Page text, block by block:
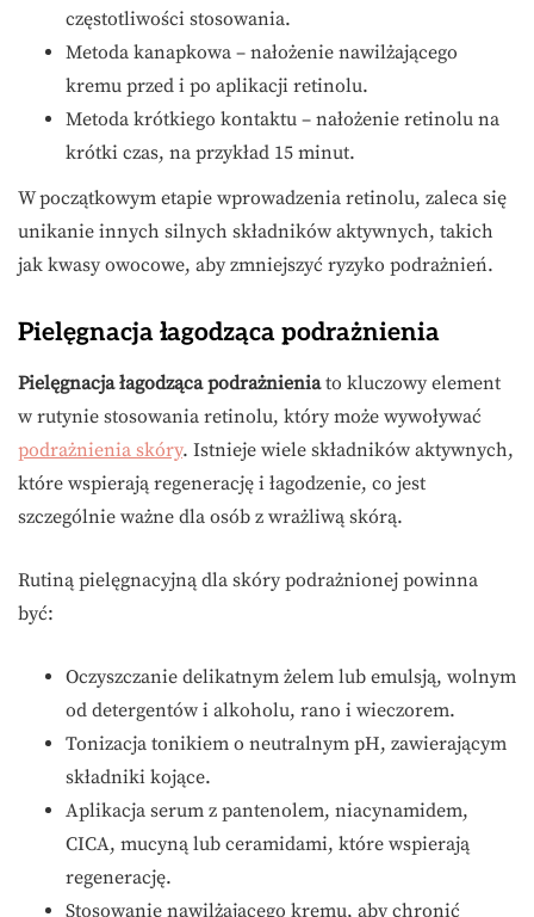
częstotliwości stosowania.
Metoda kanapkowa – nałożenie nawilżającego
kremu przed i po aplikacji retinolu.
Metoda krótkiego kontaktu – nałożenie retinolu na
krótki czas, na przykład 15 minut.
W początkowym etapie wprowadzenia retinolu, zaleca się
unikanie innych silnych składników aktywnych, takich
jak kwasy owocowe, aby zmniejszyć ryzyko podrażnień.
Pielęgnacja łagodząca podrażnienia
Pielęgnacja łagodząca podrażnieniato kluczowy element
w rutynie stosowania retinolu, który może wywoływać
podrażnienia skóry. Istnieje wiele składników aktywnych,
które wspierają regenerację i łagodzenie, co jest
szczególnie ważne dla osób z wrażliwą skórą.
Rutiną pielęgnacyjną dla skóry podrażnionej powinna
być:
Oczyszczanie delikatnym żelem lub emulsją, wolnym
od detergentów i alkoholu, rano i wieczorem.
Tonizacja tonikiem o neutralnym pH, zawierającym
składniki kojące.
Aplikacja serum z pantenolem, niacynamidem,
CICA, mucyną lub ceramidami, które wspierają
regenerację.
Stosowanie nawilżającego kremu, aby chronić